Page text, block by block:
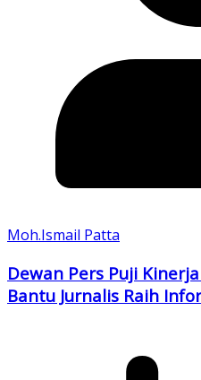
Moh.Ismail Patta
Dewan Pers Puji
Bantu Jurnalis Raih